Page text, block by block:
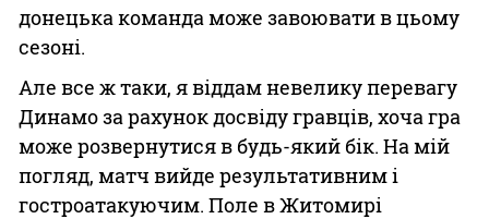
донецька команда може завоювати в цьому
сезоні.
Але все ж таки, я віддам невелику перевагу
Динамо за рахунок досвіду гравців, хоча гра
може розвернутися в будь-який бік. На мій
погляд, матч вийде результативним і
гостроатакуючим. Поле в Житомирі